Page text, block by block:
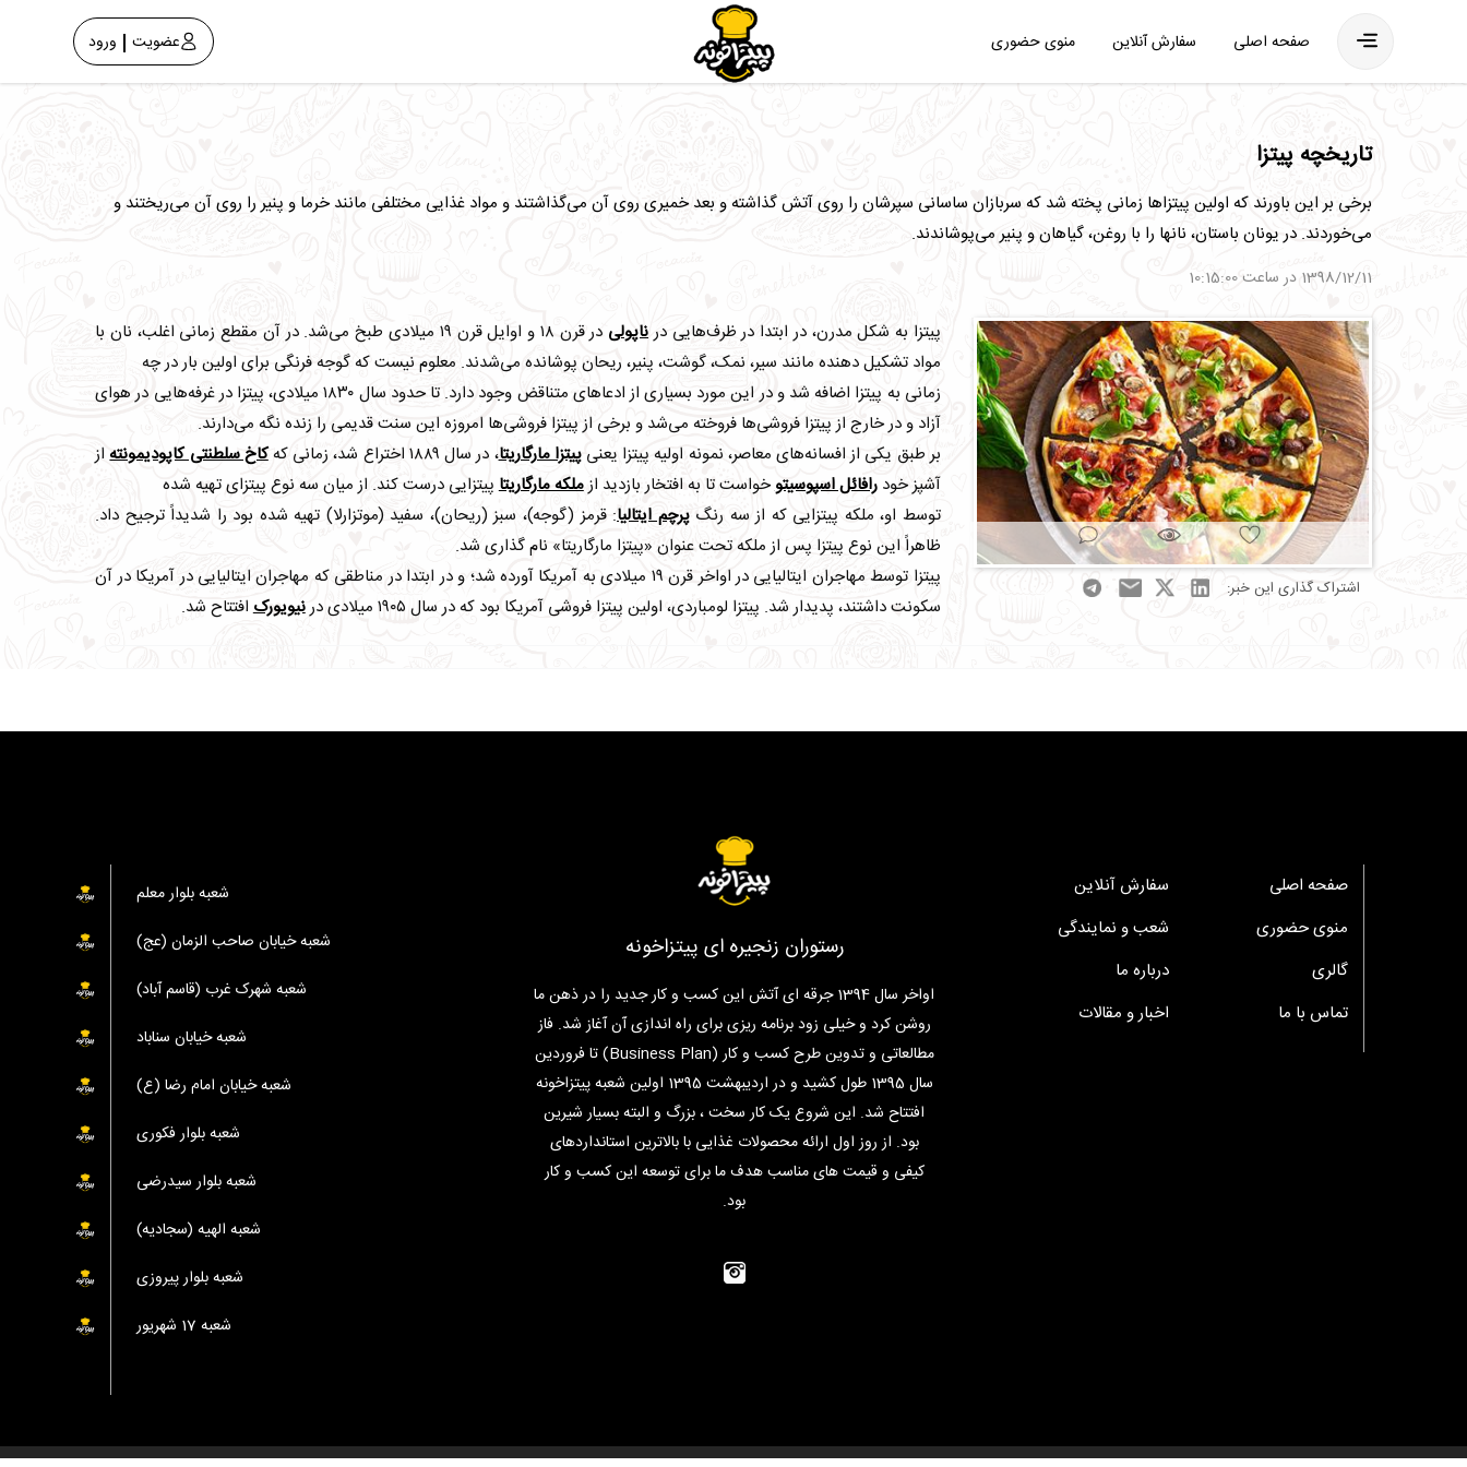
فهرست عضویت ورود صفحه اصلی سفارش آنلاین منوی حضوری
تاریخچه پیتزا
1398/12/11 در ساعت 10:15:00
برخی بر این باورند که اولین پیتزاها زمانی پخته شد که سربازان ساسانی سپرشان را روی آتش گذاشته و بعد خمیری روی آن می‌گذاشتند و مواد غذایی مختلفی مانند خرما و پنیر را روی آن می‌ریختند و
می‌خوردند. در یونان باستان، نانها را با روغن، گیاهان و پنیر می‌پوشاندند.
اشتراک گذاری این خبر:
پیتزا به شکل مدرن، در ابتدا در ظرف‌هایی درناپولی
در قرن ۱۸ و اوایل قرن ۱۹ میلادی طبخ می‌شد. در آن مقطع زمانی اغلب، نان با
مواد تشکیل دهنده مانند سیر، نمک، گوشت، پنیر، ریحان پوشانده می‌شدند. معلوم نیست که گوجه فرنگی برای اولین بار در چه
زمانی به پیتزا اضافه شد و در این مورد بسیاری از ادعاهای متناقض وجود دارد. تا حدود سال ۱۸۳۰ میلادی، پیتزا در غرفه‌هایی در هوای
آزاد و در خارج از پیتزا فروشی‌ها فروخته می‌شد و برخی از پیتزا فروشی‌ها امروزه این سنت قدیمی را زنده نگه می‌دارند.
بر طبق یکی از افسانه‌های معاصر، نمونه اولیه پیتزا یعنیپیتزا مارگاریتا، در سال ۱۸۸۹ اختراع شد، زمانی که کاخ سلطنتی کاپودیمونتهاز
آشپز خودرافائل اسپوسیتوخواست تا به افتخار بازدید ازملکه مارگاریتاپیتزایی درست کند. از میان سه نوع پیتزای تهیه شده
توسط او، ملکه پیتزایی که از سه رنگپرچم ایتالیا: قرمز (گوجه)، سبز (ریحان)، سفید (موتزارلا) تهیه شده بود را شدیداً ترجیح داد.
ظاهراً این نوع پیتزا پس از ملکه تحت عنوان «پیتزا مارگاریتا» نام گذاری شد.
پیتزا توسط مهاجران ایتالیایی در اواخر قرن ۱۹ میلادی به آمریکا آورده شد؛ و در ابتدا در مناطقی که مهاجران ایتالیایی در آمریکا در آن
سکونت داشتند، پدیدار شد. پیتزا لومباردی، اولین پیتزا فروشی آمریکا بود که در سال ۱۹۰۵ میلادی در
نیویورکافتتاح شد.
صفحه اصلی
سفارش آنلاین
منوی حضوری
شعب و نمایندگی
گالری
درباره ما
تماس با ما
اخبار و مقالات
رستوران زنجیره ای پیتزاخونه
اواخر سال 1394 جرقه ای آتش این کسب و کار جدید را در ذهن ما
روشن کرد و خیلی زود برنامه ریزی برای راه اندازی آن آغاز شد. فاز
مطالعاتی و تدوین طرح کسب و کار (Business Plan) تا فروردین
سال 1395 طول کشید و در اردیبهشت 1395 اولین شعبه پیتزاخونه
افتتاح شد. این شروع یک کار سخت ، بزرگ و البته بسیار شیرین
بود. از روز اول ارائه محصولات غذایی با بالاترین استانداردهای
کیفی و قیمت های مناسب هدف ما برای توسعه این کسب و کار
بود.
شعبه بلوار معلم
شعبه خیابان صاحب الزمان (عج)
شعبه شهرک غرب (قاسم آباد)
شعبه خیابان سناباد
شعبه خیابان امام رضا (ع)
شعبه بلوار فکوری
شعبه بلوار سیدرضی
شعبه الهیه (سجادیه)
شعبه بلوار پیروزی
شعبه 17 شهریور